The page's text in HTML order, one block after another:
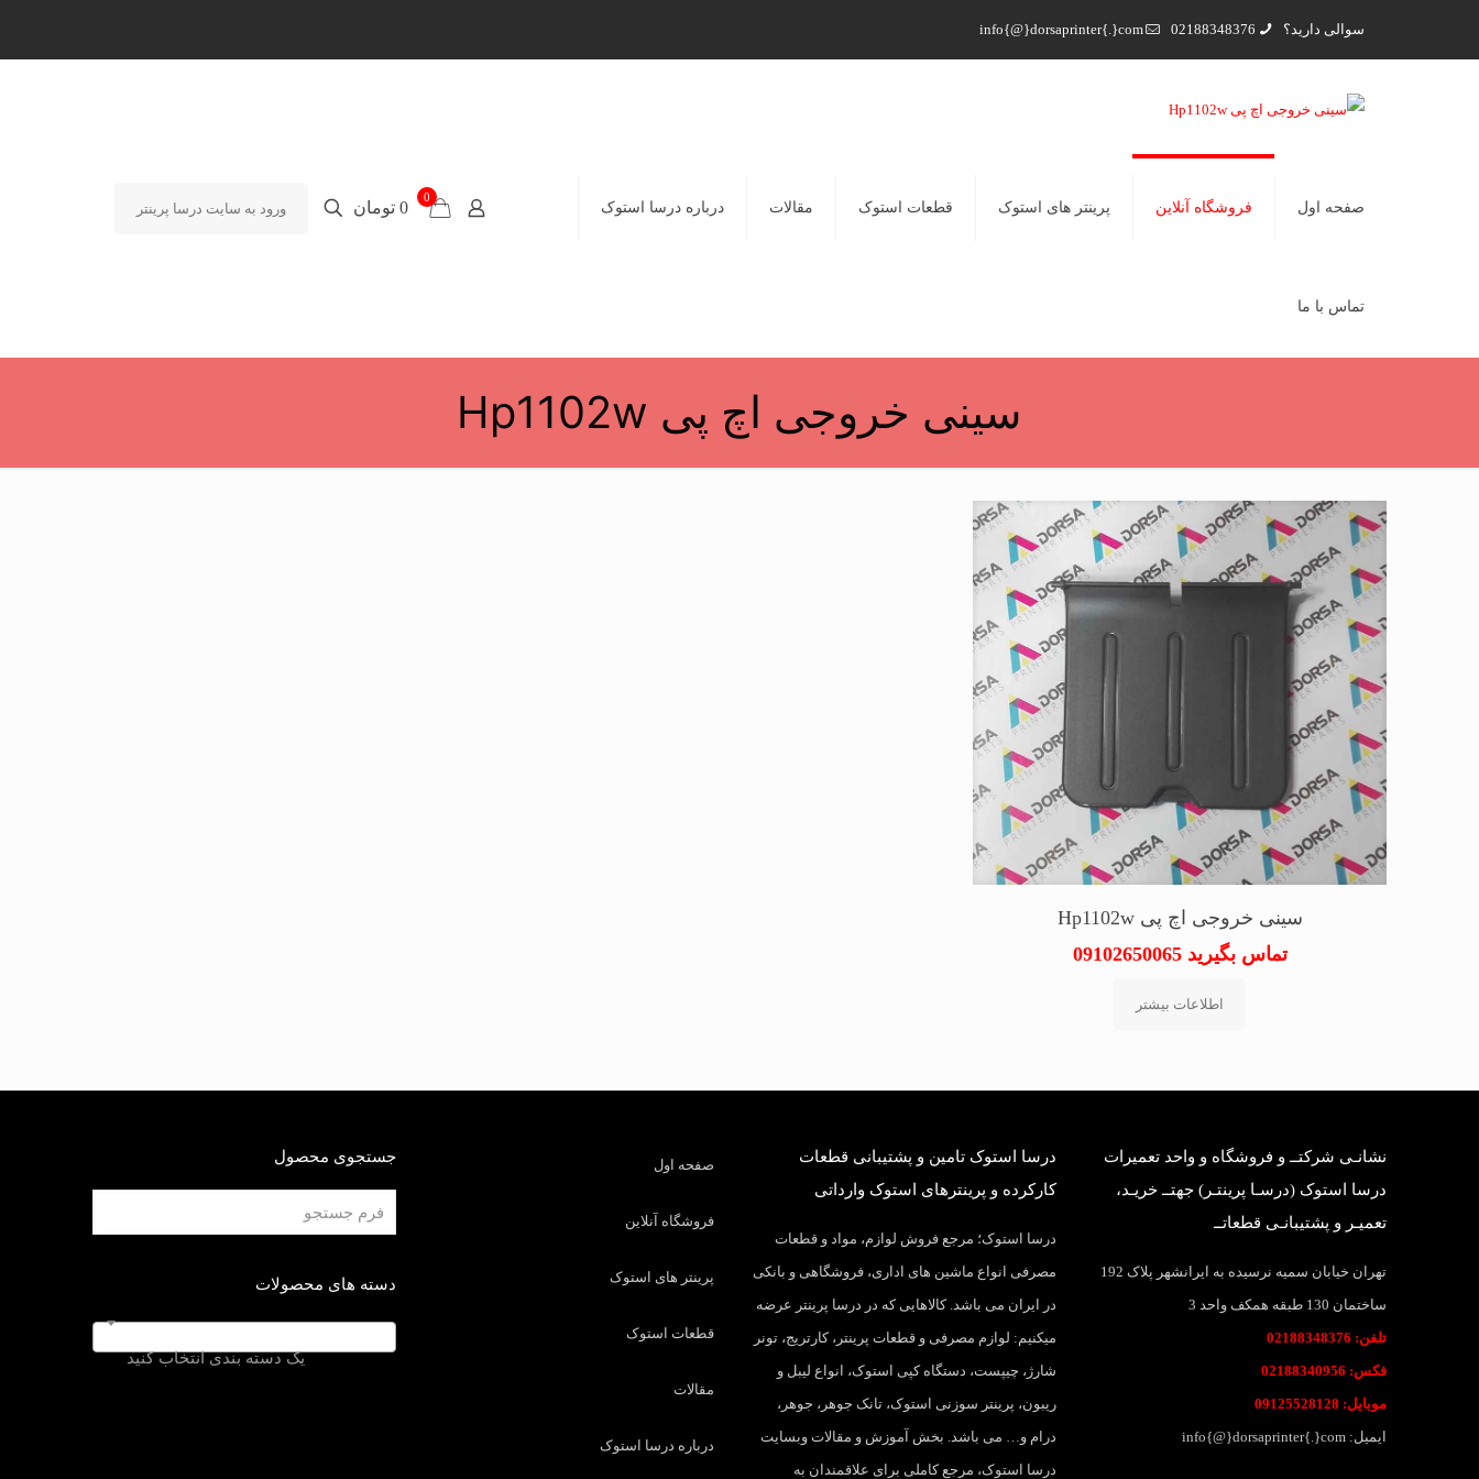
سوالی دارید؟ 02188348376
info{@}dorsaprinter{.}com
صفحه اول فروشگاه آنلاین پرینتر های استوک قطعات استوک مقالات درباره درسا استوک
تماس با ما
0
0 تومان ورود به سایت درسا پرینتر
سینی خروجی اچ پی Hp1102w
سینی خروجی اچ پی Hp1102w
تماس بگیرید 09102650065
اطلاعات بیشتر
نشانـی شرکتــ و فروشگاه و واحد تعمیرات
درسا استوک (درسـا پرینتـر) جهتــ خریـد،
تعمیـر و پشتیبانـی قطعاتــ
تهران خیابان سمیه نرسیده به ایرانشهر پلاک 192
ساختمان 130 طبقه همکف واحد 3
تلفن: 02188348376
فکس: 02188340956
موبایل: 09125528128
ایمیل: info{@}dorsaprinter{.}com
درسا استوک تامین و پشتیبانی قطعات
کارکرده و پرینترهای استوک وارداتی
درسا استوک؛ مرجع فروش لوازم، مواد و قطعات
مصرفی انواع ماشین های اداری، فروشگاهی و بانکی
در ایران می باشد. کالاهایی که در درسا پرینتر عرضه
میکنیم: لوازم مصرفی و قطعات پرینتر، کارتریج، تونر
شارژ، چیپست، دستگاه کپی استوک، انواع لیبل و
ریبون، پرینتر سوزنی استوک، تانک جوهر، جوهر،
درام و… می باشد. بخش آموزش و مقالات وبسایت
درسا استوک، مرجع کاملی برای علاقمندان به
صفحه اول
فروشگاه آنلاین
پرینتر های استوک
قطعات استوک
مقالات
درباره درسا استوک
جستجوی محصول
دسته های محصولات
یک دسته بندی انتخاب کنید